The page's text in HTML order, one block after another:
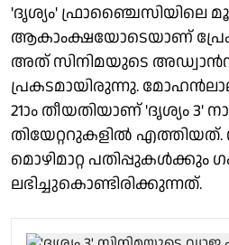
'ദൃശ്യം' ഫ്രാഞ്ചൈസിയിലെ
ആകാംക്ഷയോടെയാണ്
അത് സിനിമയുടെ
പ്രകടമായിരുന്നു.
21ാം തീയതിയാണ് 'ദൃശ്യം 3'
തിയേറ്ററുകളില്‍ എത്തിയത്.
മൊഴിമാറ്റ പതിപ്പുകള്‍ക്കും
ലഭിച്ചുകൊണ്ടിരിക്കുന്നത്.